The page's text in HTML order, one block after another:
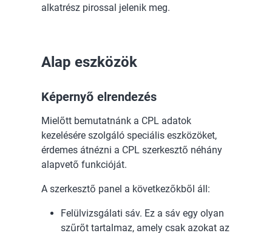
alkatrész pirossal jelenik meg.
Alap eszközök
Képernyő elrendezés
Mielőtt bemutatnánk a CPL adatok
kezelésére szolgáló speciális eszközöket,
érdemes átnézni a CPL szerkesztő néhány
alapvető funkcióját.
A szerkesztő panel a következőkből áll:
Felülvizsgálati sáv. Ez a sáv egy olyan
szűrőt tartalmaz, amely csak azokat az